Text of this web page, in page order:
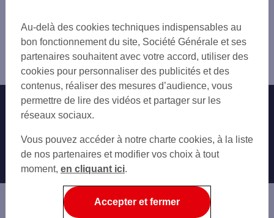
le Cateau Cambrésis
Nos engagements Nous contacter
Autres sites SG
Professionnels
Entreprises
Associations
Au-delà des cookies techniques indispensables au
bon fonctionnement du site, Société Générale et ses
partenaires souhaitent avec votre accord, utiliser des
cookies pour personnaliser des publicités et des
contenus, réaliser des mesures d’audience, vous
permettre de lire des vidéos et partager sur les
réseaux sociaux.
Vous pouvez accéder à notre charte cookies, à la liste
de nos partenaires et modifier vos choix à tout
moment, en cliquant ici.
Accepter et fermer